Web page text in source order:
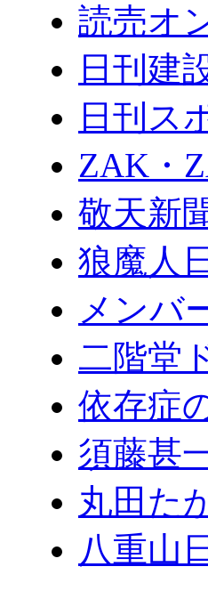
読売オ
日刊建
日刊ス
ZAK・
敬天新
狼魔人
メンバ
二階堂
依存症
須藤甚
丸田た
八重山